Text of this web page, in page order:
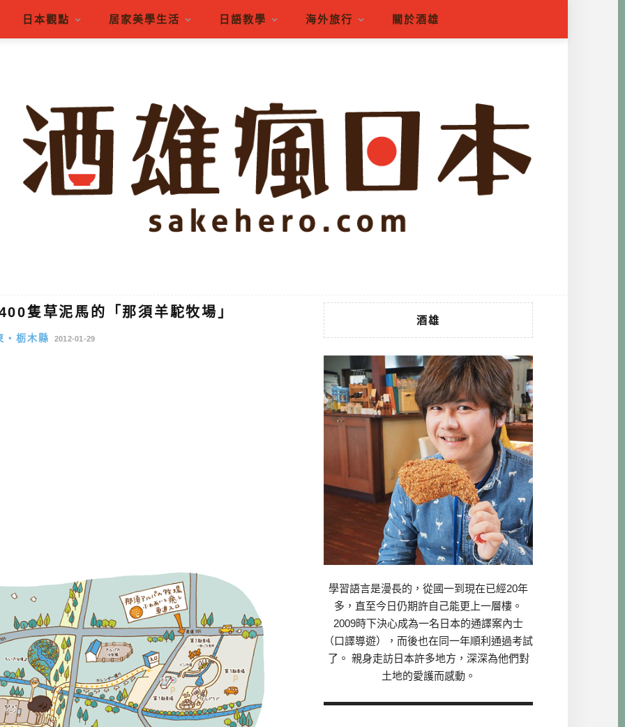
日本觀點 居家美學生活 日語教學 海外旅行 關於酒雄
隻草泥馬的「那須羊駝牧場」
・栃木縣 2012-01-29
酒雄
學習語言是漫長的，從國一到現在已經20年
多，直至今日仍期許自己能更上一層樓。
2009時下決心成為一名日本的通譯案內士
（口譯導遊），而後也在同一年順利通過考試
了。 親身走訪日本許多地方，深深為他們對
土地的愛護而感動。